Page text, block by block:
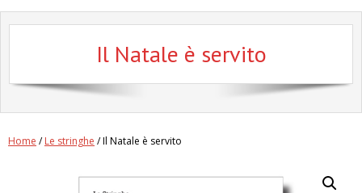
Il Natale è servito
Home /Le stringhe / Il Natale è servito